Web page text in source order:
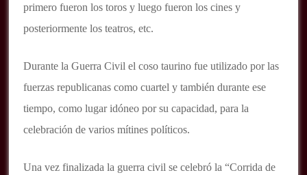
primero fueron los toros y luego fueron los cines y
posteriormente los teatros, etc.
Durante la Guerra Civil el coso taurino fue utilizado por las
fuerzas republicanas como cuartel y también durante ese
tiempo, como lugar idóneo por su capacidad, para la
celebración de varios mítines políticos.
Una vez finalizada la guerra civil se celebró la “Corrida de